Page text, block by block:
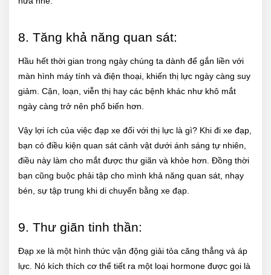
8. Tăng khả năng quan sát:
Hầu hết thời gian trong ngày chúng ta dành để gắn liền với
màn hình máy tính và điện thoại, khiến thị lực ngày càng suy
giảm. Cận, loạn, viễn thị hay các bệnh khác như khô mắt
ngày càng trở nên phổ biến hơn.
Vậy lợi ích của việc đạp xe đối với thị lực là gì? Khi đi xe đạp,
bạn có điều kiện quan sát cảnh vật dưới ánh sáng tự nhiên,
điều này làm cho mắt được thư giãn và khỏe hơn. Đồng thời
bạn cũng buộc phải tập cho mình khả năng quan sát, nhạy
bén, sự tập trung khi di chuyển bằng xe đạp.
9. Thư giãn tinh thần:
Đạp xe là một hình thức vận động giải tỏa căng thẳng và áp
lực. Nó kích thích cơ thể tiết ra một loại hormone được gọi là